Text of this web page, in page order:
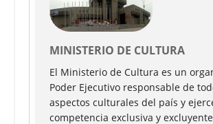
MINISTERIO DE CULTURA
El Ministerio de Cultura es un
Poder Ejecutivo responsable de
aspectos culturales del país y
competencia exclusiva y